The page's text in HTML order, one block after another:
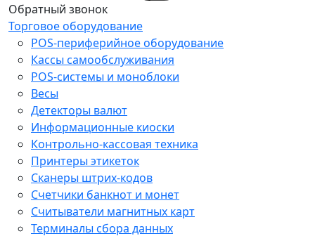
Обратный звонок
Торговое оборудование
POS-периферийное оборудование
Кассы самообслуживания
POS-системы и моноблоки
Весы
Детекторы валют
Информационные киоски
Контрольно-кассовая техника
Принтеры этикеток
Сканеры штрих-кодов
Счетчики банкнот и монет
Считыватели магнитных карт
Терминалы сбора данных